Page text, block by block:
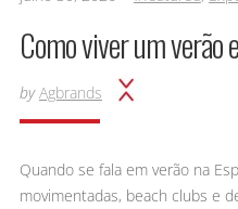
Como viver um verão
by Agbrands
Quando se fala em verão na
movimentadas, beach clubs e